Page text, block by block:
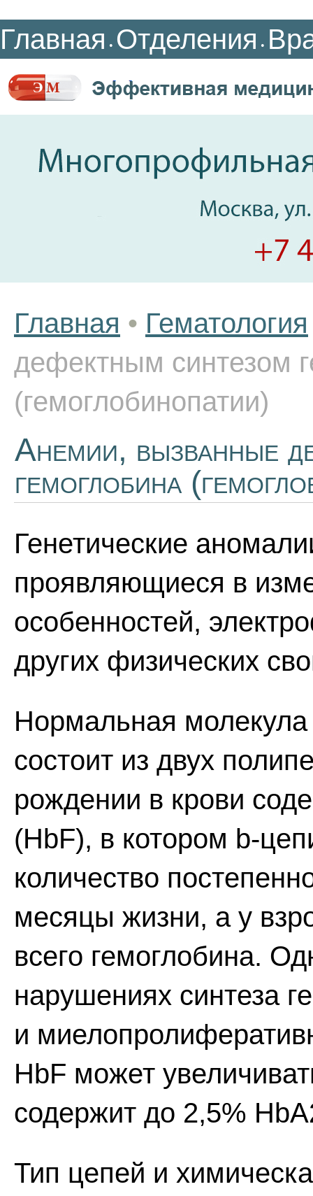
Главная • Отделения •
Главная • Гематология
дефектным синтезом
(гемоглобинопатии)
Анемии, вызванные
гемоглобина
Генетические
проявляющиеся в
особенностей,
других физических
Нормальная
состоит из двух
рождении в крови
(HbF), в котором b-
количество
месяцы жизни, а у
всего гемоглобина.
нарушениях синтеза
и
HbF может
содержит до 2,5%
Тип цепей и